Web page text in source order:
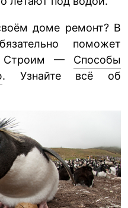
доме ремонт? В
поможет
Строим — Способы
. Узнайте всё об